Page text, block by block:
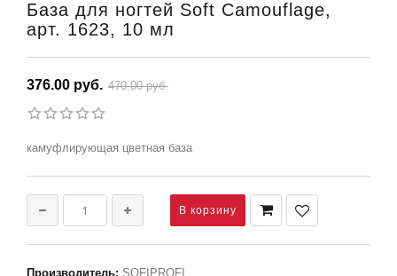
База для ногтей Soft Camouflage,
арт. 1623, 10 мл
376.00 руб. 470.00 руб.
камуфлирующая цветная база
Производитель: SOFIPROFI